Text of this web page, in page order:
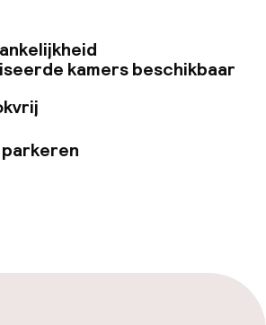
conferentiezalen en de
International Convention
De eetgelegenheden
en bar met
en een koffiebar.
kamers beschikbaar
medewerkers